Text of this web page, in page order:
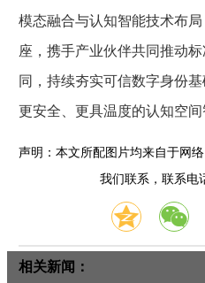
模态融合与认知智能技术布
座，携手产业伙伴共同推动
同，持续夯实可信数字身份
更安全、更具温度的认知空间
声明：本文所配图片均来自于网
我们联系，联系电
相关新闻：